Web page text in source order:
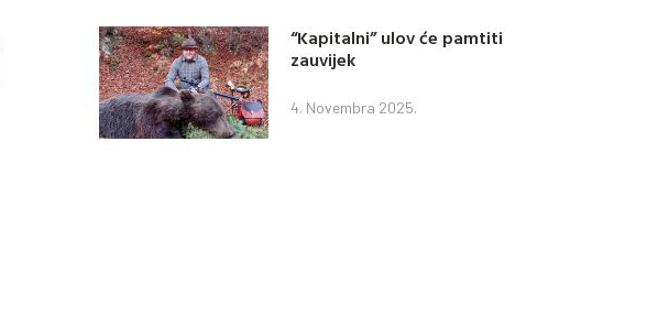
“Kapitalni” ulov će pamtiti
zauvijek
4. Novembra 2025.